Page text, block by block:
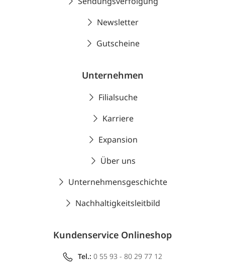
Newsletter
Gutscheine
Unternehmen
Filialsuche
Karriere
Expansion
Über uns
Unternehmensgeschichte
Nachhaltigkeitsleitbild
Kundenservice Onlineshop
Tel.: 0 55 93 - 80 29 77 12